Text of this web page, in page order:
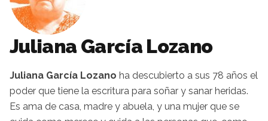
Juliana García Lozano
Juliana García Lozano ha descubierto a sus 78 años el
poder que tiene la escritura para soñar y sanar heridas.
Es ama de casa, madre y abuela, y una mujer que se